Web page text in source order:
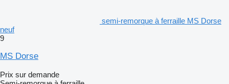
semi-remorque à ferraille MS Dorse
neuf
9
MS Dorse
Prix sur demande